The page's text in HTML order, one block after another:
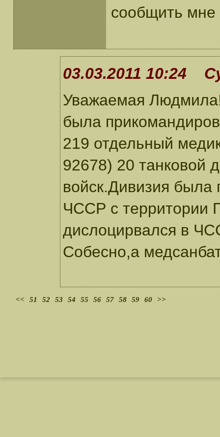
сообщить мне
03.03.2011 10:24
Уважаемая
была
219 отдельный
92678) 20 танковой
войск.Дивизия была
ЧССР с территории
дислоцирвался в
Собесно,а
<< 51 52 53 54 55 56 57 58 59 60 >>